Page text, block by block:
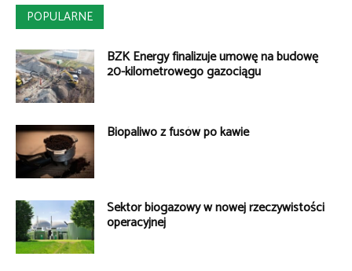
POPULARNE
BZK Energy finalizuje umowę na budowę
20-kilometrowego gazociągu
Biopaliwo z fusów po kawie
Sektor biogazowy w nowej rzeczywistości
operacyjnej